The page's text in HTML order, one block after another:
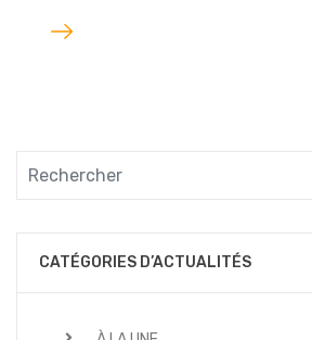
Lire
l'article
CATÉGORIES D’ACTUALITÉS